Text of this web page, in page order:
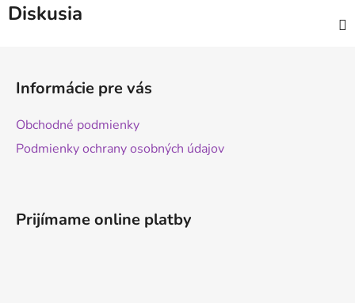
Diskusia
Informácie pre vás
Obchodné podmienky
Podmienky ochrany osobných údajov
Prijímame online platby